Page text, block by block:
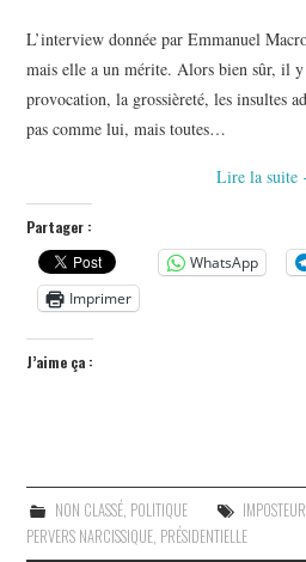
L’interview donnée par Emmanuel
mais elle a un mérite. Alors bien sûr, il
provocation, la grossièreté, les insultes
pas comme lui, mais toutes…
Lire la suite
Partager :
WhatsApp
Imprimer
J’aime ça :
NON CLASSÉ, POLITIQUE
PERVERS NARCISSIQUE, PRÉSIDENTIELLE